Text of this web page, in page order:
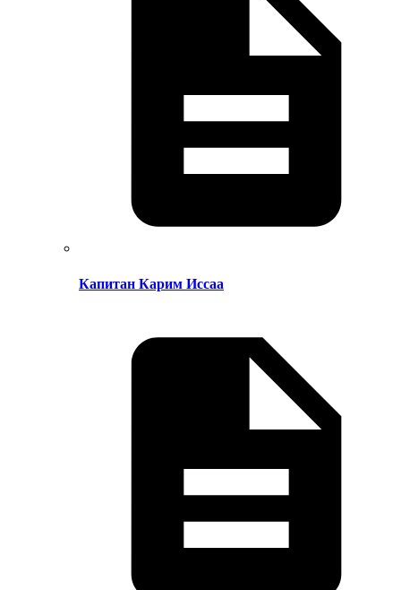
Капитан Карим Иссаа